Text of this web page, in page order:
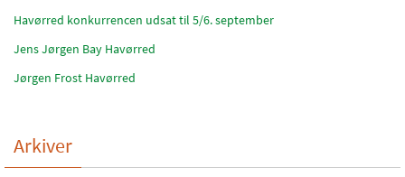
Havørred konkurrencen udsat til 5/6. september
Jens Jørgen Bay Havørred
Jørgen Frost Havørred
Arkiver